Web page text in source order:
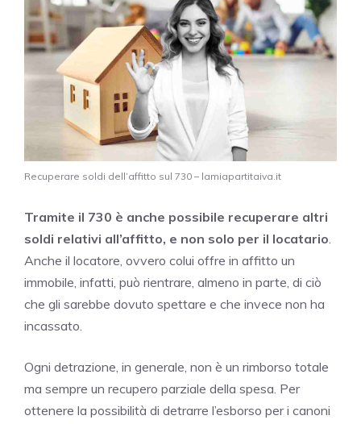
Recuperare soldi dell’affitto sul 730 – lamiapartitaiva.it
Tramite il 730 è anche possibile recuperare altri
soldi relativi all’affitto, e non solo per il locatario.
Anche il locatore, ovvero colui offre in affitto un
immobile, infatti, può rientrare, almeno in parte, di ciò
che gli sarebbe dovuto spettare e che invece non ha
incassato.
Ogni detrazione, in generale, non è un rimborso totale
ma sempre un recupero parziale della spesa. Per
ottenere la possibilità di detrarre l’esborso per i canoni